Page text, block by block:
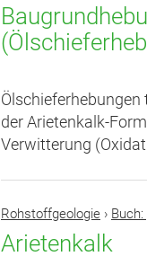
der Arietenkalk-
Verwitterung
Rohstoffgeologie ›
Arietenkalk